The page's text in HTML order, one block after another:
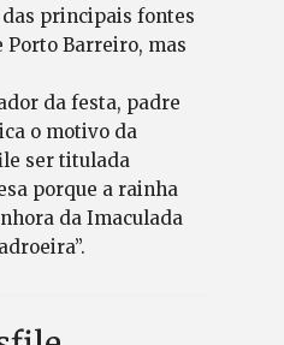
principais fontes
Porto Barreiro, mas
da festa, padre
o motivo da
ser titulada
porque a rainha
da Imaculada